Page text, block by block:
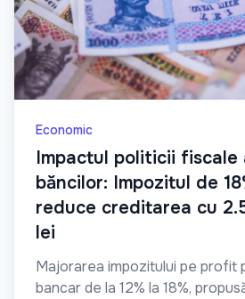
Economic
Impactul politicii fiscale
băncilor: Impozitul de
reduce creditarea cu
lei
Majorarea impozitului pe profit
bancar de la 12% la 18%,